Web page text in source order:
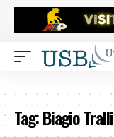
Tag:Biagio Tralli